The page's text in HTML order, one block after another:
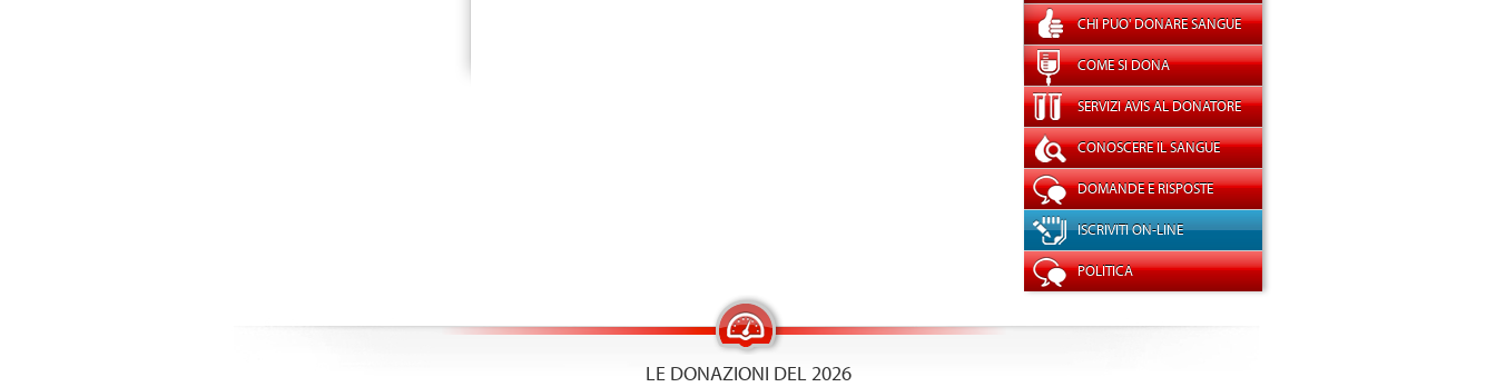
CHI PUO' DONARE SANGUE
COME SI DONA
SERVIZI AVIS AL DONATORE
CONOSCERE IL SANGUE
DOMANDE E RISPOSTE
ISCRIVITI ON-LINE
POLITICA
LE DONAZIONI DEL 2026